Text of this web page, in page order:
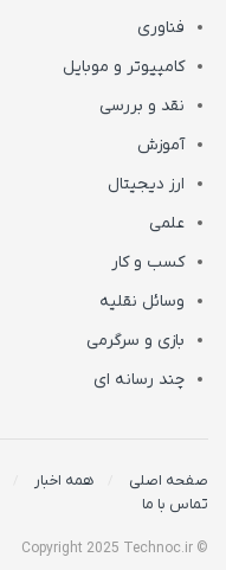
فناوری
کامپیوتر و موبایل
نقد و بررسی
آموزش
ارز دیجیتال
علمی
کسب و کار
وسائل نقلیه
بازی و سرگرمی
چند رسانه ای
صفحه اصلی همه اخبار
تماس با ما
© Copyright 2025 Technoc.ir